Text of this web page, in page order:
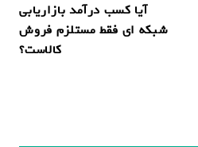
آیا کسب درآمد بازاریابی
شبکه ای فقط مستلزم فروش
کالاست؟